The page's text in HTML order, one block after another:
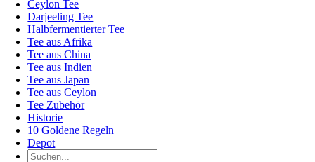
Ceylon Tee
Darjeeling Tee
Halbfermentierter Tee
Tee aus Afrika
Tee aus China
Tee aus Indien
Tee aus Japan
Tee aus Ceylon
Tee Zubehör
Historie
10 Goldene Regeln
Depot
Suche